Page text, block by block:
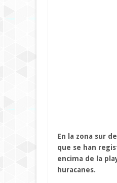
En la zona sur
que se han
encima de la
huracanes.